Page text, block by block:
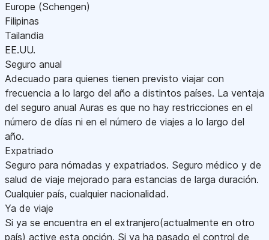
Europe (Schengen)
Filipinas
Tailandia
EE.UU.
Seguro anual
Adecuado para quienes tienen previsto viajar con
frecuencia a lo largo del año a distintos países. La ventaja
del seguro anual Auras es que no hay restricciones en el
número de días ni en el número de viajes a lo largo del
año.
Expatriado
Seguro para nómadas y expatriados. Seguro médico y de
salud de viaje mejorado para estancias de larga duración.
Cualquier país, cualquier nacionalidad.
Ya de viaje
Si ya se encuentra en el extranjero(actualmente en otro
país) active esta opción. Si ya ha pasado el control de